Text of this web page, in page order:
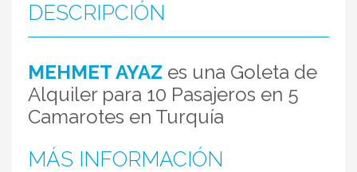
DESCRIPCIÓN
MEHMET AYAZ es una Goleta de
Alquiler para 10 Pasajeros en 5
Camarotes en Turquía
MÁS INFORMACIÓN